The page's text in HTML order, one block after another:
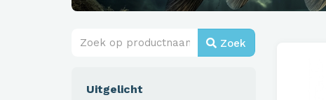
Zoek
Uitgelicht